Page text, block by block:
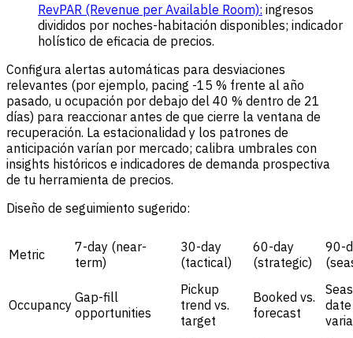
RevPAR (Revenue per Available Room): ingresos
divididos por noches-habitación disponibles; indicador
holístico de eficacia de precios.
Configura alertas automáticas para desviaciones
relevantes (por ejemplo, pacing -15 % frente al año
pasado, u ocupación por debajo del 40 % dentro de 21
días) para reaccionar antes de que cierre la ventana de
recuperación. La estacionalidad y los patrones de
anticipación varían por mercado; calibra umbrales con
insights históricos e indicadores de demanda prospectiva
de tu herramienta de precios.
Diseño de seguimiento sugerido:
Metric
7-day (near-
term)
30-day
(tactical)
60-day
(strategic)
90-
Occupancy Gap-fill
opportunities
Pickup
trend vs.
target
Booked vs.
forecast
date